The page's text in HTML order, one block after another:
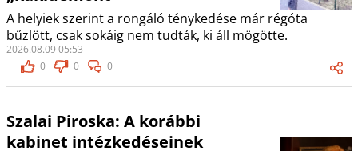
A helyiek szerint a rongáló ténykedése már régóta
bűzlött, csak sokáig nem tudták, ki áll mögötte.
2026.08.09 05:53
0
0 0
Szalai Piroska: A korábbi
kabinet intézkedéseinek